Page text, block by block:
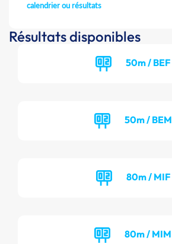
calendrier ou résultats
Résultats disponibles
50m / BEF
50m / BEM
80m / MIF
80m / MIM